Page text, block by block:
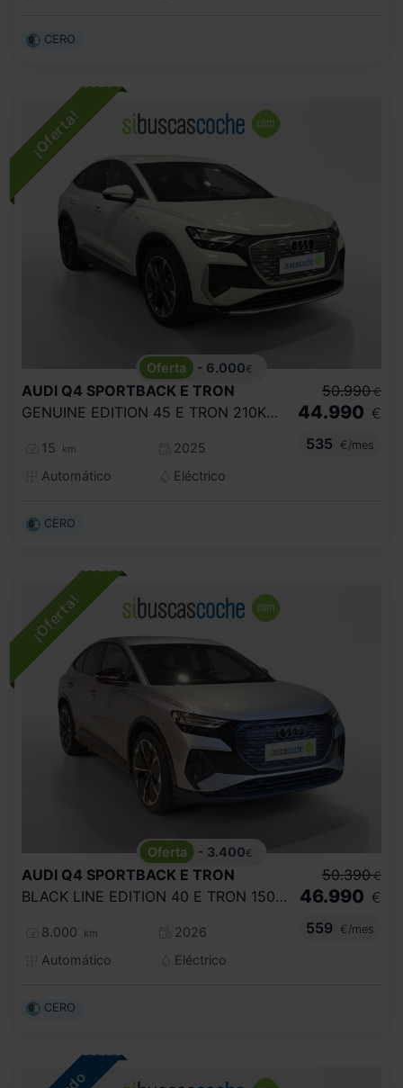
CERO
- 6.000€
AUDI Q4 SPORTBACK E TRON
GENUINE EDITION 45 E TRON 210KW 82KWH
15 km
2025
Automático
Eléctrico
50.990 €
44.990 €
535
€/mes
CERO
- 3.400€
AUDI Q4 SPORTBACK E TRON
BLACK LINE EDITION 40 E TRON 150KW 63KWH
8.000 km
2026
Automático
Eléctrico
50.390 €
46.990 €
559
€/mes
CERO